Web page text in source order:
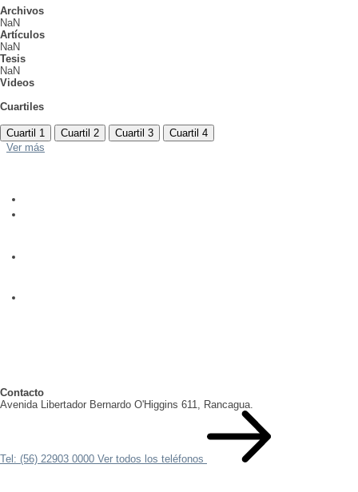
Archivos
NaN
Artículos
NaN
Tesis
NaN
Videos
Cuartiles
Cuartil 1 Cuartil 2 Cuartil 3
Cuartil 4
Ver más
Contacto
Avenida Libertador Bernardo O'Higgins 611, Rancagua.
Tel: (56) 22903 0000 Ver todos los teléfonos